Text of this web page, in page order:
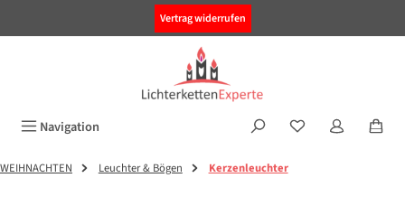
Vertrag widerrufen
Navigation
WEIHNACHTEN Leuchter & Bögen Kerzenleuchter